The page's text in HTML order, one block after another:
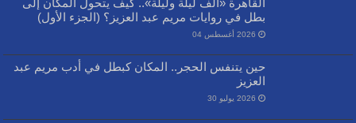
القاهرة «ألف ليلة وليلة».. كيف يتحول المكان إلى
بطل في روايات مريم عبد العزيز؟ (الجزء الأول)
2026 أغسطس 04
حين يتنفس الحجر.. المكان كبطل في أدب مريم عبد
العزيز
2026 يوليو 30